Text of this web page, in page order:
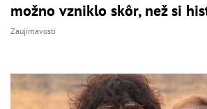
možno vzniklo skôr, než si
Zaujímavosti